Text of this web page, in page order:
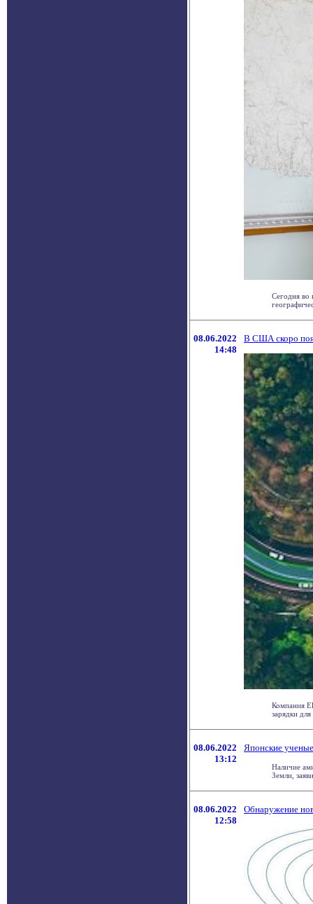
Сегодня во
08.06.2022
14:48
В США скоро
Компания
зарядки
08.06.2022
13:12
Японские
Наличие
Земли,
08.06.2022
12:58
Обнаружение